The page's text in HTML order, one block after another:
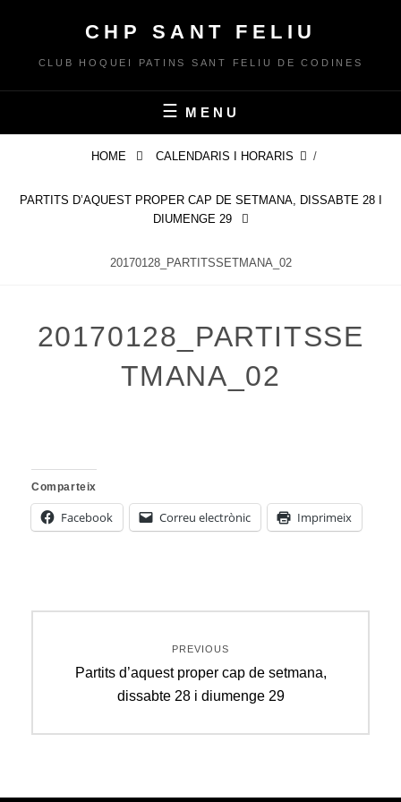
content
CHP SANT FELIU
CLUB HOQUEI PATINS SANT FELIU DE CODINES
MENU
HOME CALENDARIS I HORARIS /
PARTITS D’AQUEST PROPER CAP DE SETMANA, DISSABTE 28 I
DIUMENGE 29
20170128_PARTITSSETMANA_02
20170128_PARTITSSE
TMANA_02
Comparteix
Facebook Correu electrònic Imprimeix
d'entrades
PREVIOUS
Previous
Partits d’aquest proper cap de setmana,
dissabte 28 i diumenge 29